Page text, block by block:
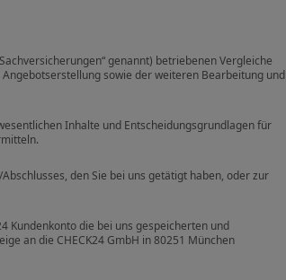
genannt) betriebenen Vergleiche
sowie der weiteren Bearbeitung und
Inhalte und Entscheidungsgrundlagen für
den Sie bei uns getätigt haben, oder zur
Kundenkonto die bei uns gespeicherten und
an die CHECK24 GmbH in 80251 München